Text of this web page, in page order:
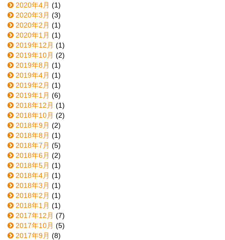
2020年4月 (1)
2020年3月 (3)
2020年2月 (1)
2020年1月 (1)
2019年12月 (1)
2019年10月 (2)
2019年8月 (1)
2019年4月 (1)
2019年2月 (1)
2019年1月 (6)
2018年12月 (1)
2018年10月 (2)
2018年9月 (2)
2018年8月 (1)
2018年7月 (5)
2018年6月 (2)
2018年5月 (1)
2018年4月 (1)
2018年3月 (1)
2018年2月 (1)
2018年1月 (1)
2017年12月 (7)
2017年10月 (5)
2017年9月 (8)